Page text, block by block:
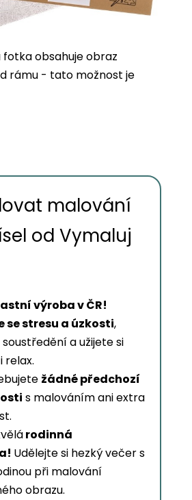
fotka obsahuje obraz
rámu - tato možnost je
malování
od Vymaluj
výroba v ČR!
se stresu a úzkosti,
a užijete si
relax.
žádné předchozí
s malováním ani extra
rodinná
Udělejte si hezký večer s
při malování
obrazu.